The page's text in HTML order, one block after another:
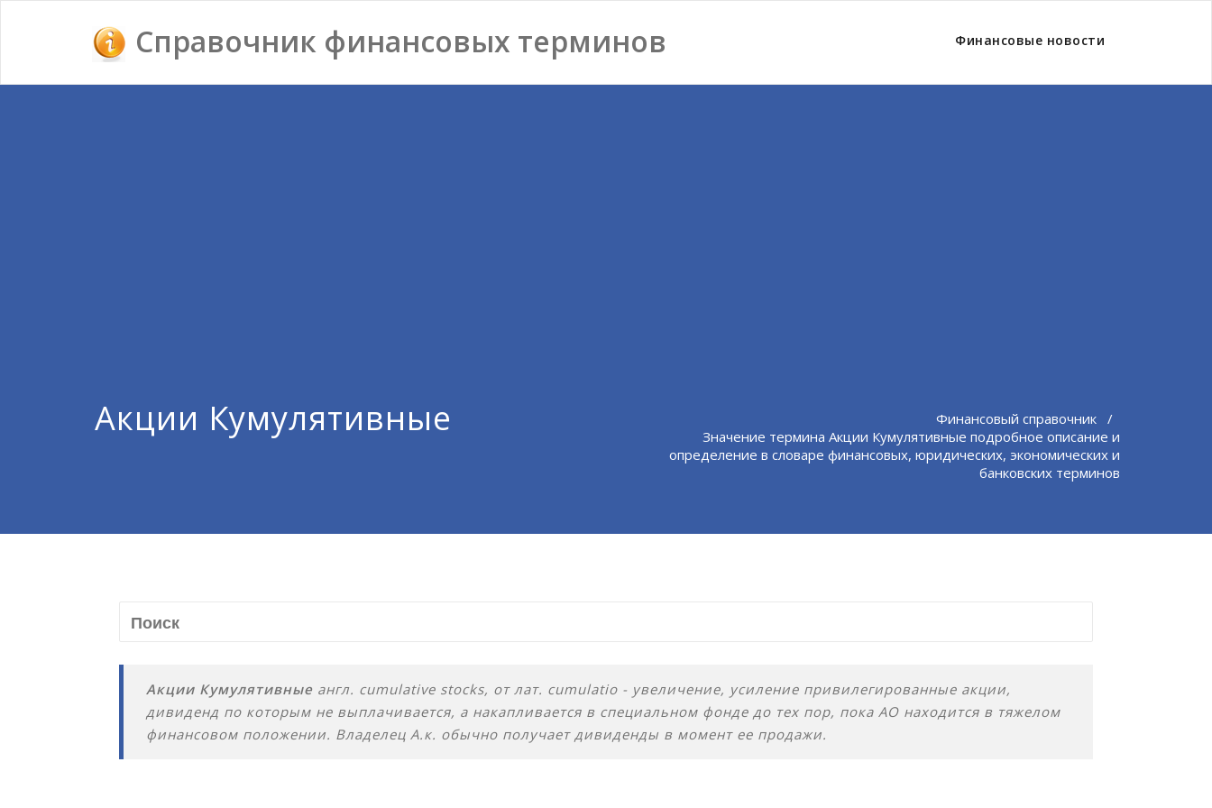
Справочник финансовых терминов Финансовые новости
Акции Кумулятивные Финансовый справочник /
Значение термина Акции Кумулятивные подробное описание и
определение в словаре финансовых, юридических, экономических и
банковских терминов
Акции Кумулятивныеангл. cumulative stocks, от лат. cumulatio - увеличение, усиление привилегированные акции,
дивиденд по которым не выплачивается, а накапливается в специальном фонде до тех пор, пока АО находится в тяжелом
финансовом положении. Владелец А.к. обычно получает дивиденды в момент ее продажи.